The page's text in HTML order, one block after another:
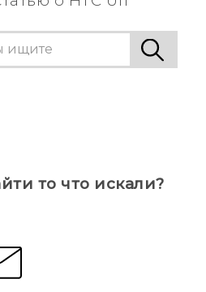
то что искали?